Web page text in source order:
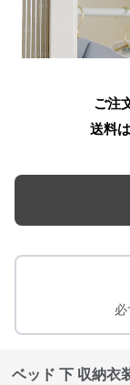
ご注
送料
必
ベッド 下 収納衣